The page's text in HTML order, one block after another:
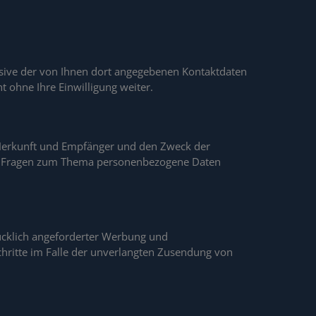
der von Ihnen dort angegebenen Kontaktdaten
ohne Ihre Einwilligung weiter.
und Empfänger und den Zweck der
zum Thema personenbezogene Daten
angeforderter Werbung und
im Falle der unverlangten Zusendung von